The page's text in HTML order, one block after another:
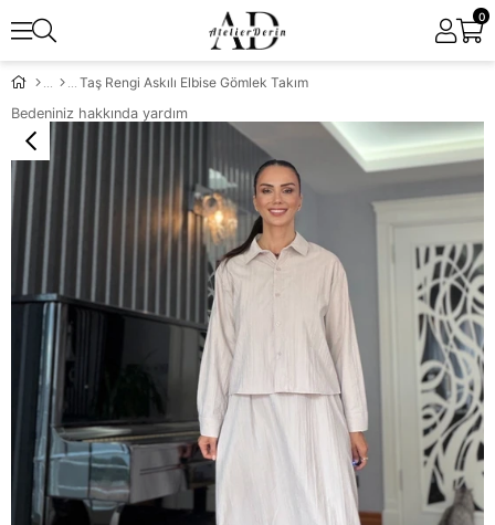
0
Taş Rengi Askılı Elbise Gömlek Takım
Bedeniniz hakkında yardım